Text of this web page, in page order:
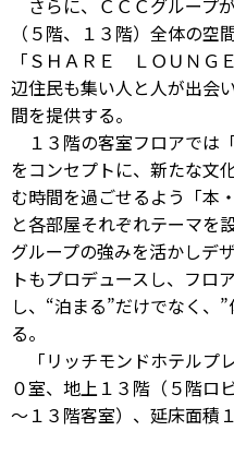
さらに、ＣＣＣグループ
（５階、１３階）全体の
「ＳＨＡＲＥ ＬＯＵＮＧ
辺住民も集い人と人が出会
間を提供する。
１３階の客室フロアでは
をコンセプトに、新たな文
む時間を過ごせるよう「本
と各部屋それぞれテーマを
グループの強みを活かしデ
トもプロデュースし、フロ
し、“泊まる”だけでなく、
る。
「リッチモンドホテルプ
０室、地上１３階（５階ロ
～１３階客室）、延床面積